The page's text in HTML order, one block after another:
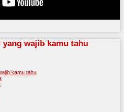
wajib kamu tahu
kamu tahu